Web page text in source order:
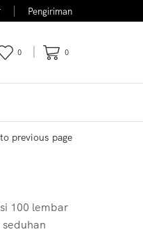
Pengiriman
0 0
previous page
100 lembar